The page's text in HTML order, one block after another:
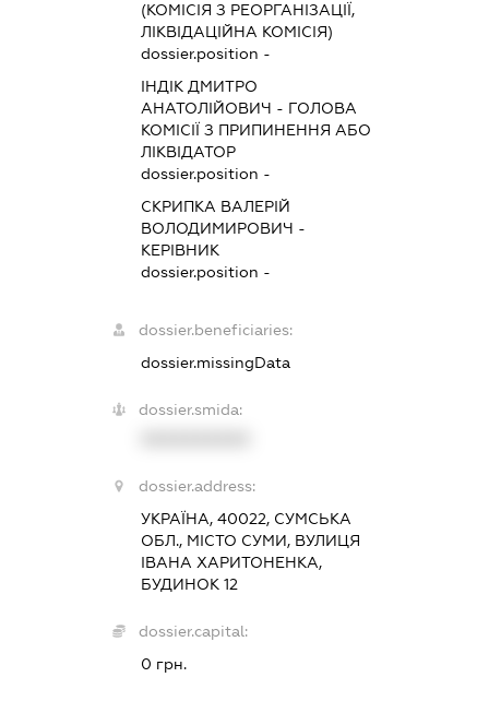
(КОМІСІЯ З РЕОРГАНІЗАЦІЇ,
ЛІКВІДАЦІЙНА КОМІСІЯ)
dossier.position -
ІНДІК ДМИТРО
АНАТОЛІЙОВИЧ - ГОЛОВА
КОМІСІЇ З ПРИПИНЕННЯ АБО
ЛІКВІДАТОР
dossier.position -
СКРИПКА ВАЛЕРІЙ
ВОЛОДИМИРОВИЧ -
КЕРІВНИК
dossier.position -
dossier.beneficiaries:
dossier.missingData
dossier.smida:
dossier.address:
УКРАЇНА, 40022, СУМСЬКА
ОБЛ., МІСТО СУМИ, ВУЛИЦЯ
ІВАНА ХАРИТОНЕНКА,
БУДИНОК 12
dossier.capital:
0 грн.